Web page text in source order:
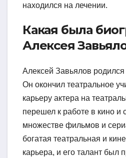
находился на лечении.
Какая была
Алексея
Алексей Завьялов
Он окончил театральное
карьеру актера на
перешел к работе в кино и
множестве фильмов и
богатая театральная и
карьера, и его талант был